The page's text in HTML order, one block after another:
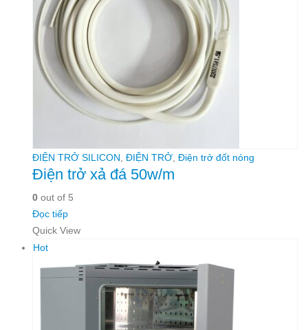
ĐIỆN TRỞ SILICON ĐIỆN TRỞ Điện trở đốt nóng
Điện trở xả đá 50w/m
0 out of 5
Đọc tiếp
Quick View
Hot